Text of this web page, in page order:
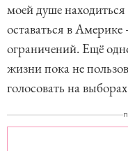
моей душе
оставаться в
ограничений. Ещё
жизни пока не
голосовать на